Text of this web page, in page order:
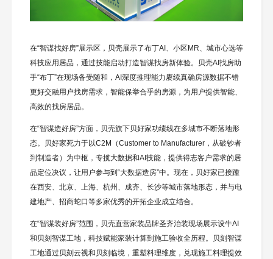
在“智谋找好房”展示区，贝壳展示了布丁AI、小区MR、城市心选等
科技应用居品，通过技能启动打造智谋找房新体验。贝壳AI找房助
手“布丁”在现场备受随和，AI深度推理能力赓续真确房源数据不错
更好交融用户找房需求，智能保举合乎的房源，为用户提供智能、
高效的找房居品。
在“智谋造好房”方面，贝壳旗下贝好家功绩线在多城市不断落地形
态。贝好家死力于以C2M（Customer to Manufacturer，从破钞者
到制造者）为中枢，专揽大数据和AI技能，提供得志客户需求的居
品定位决议，让用户参与到“大数据造房”中。现在，贝好家已接踵
在西安、北京、上海、杭州、成齐、长沙等城市落地形态，并与电
建地产、招商蛇口等多家优秀的开拓企业成立结合。
在“智谋装好房”范围，贝壳直营家装品牌圣齐治装现场展示设牛AI
和贝刻智谋工地，科技赋能家装计算到施工验收全历程。贝刻智谋
工地通过贝刻云视和贝刻临境，重塑料理维度，兑现施工料理提效